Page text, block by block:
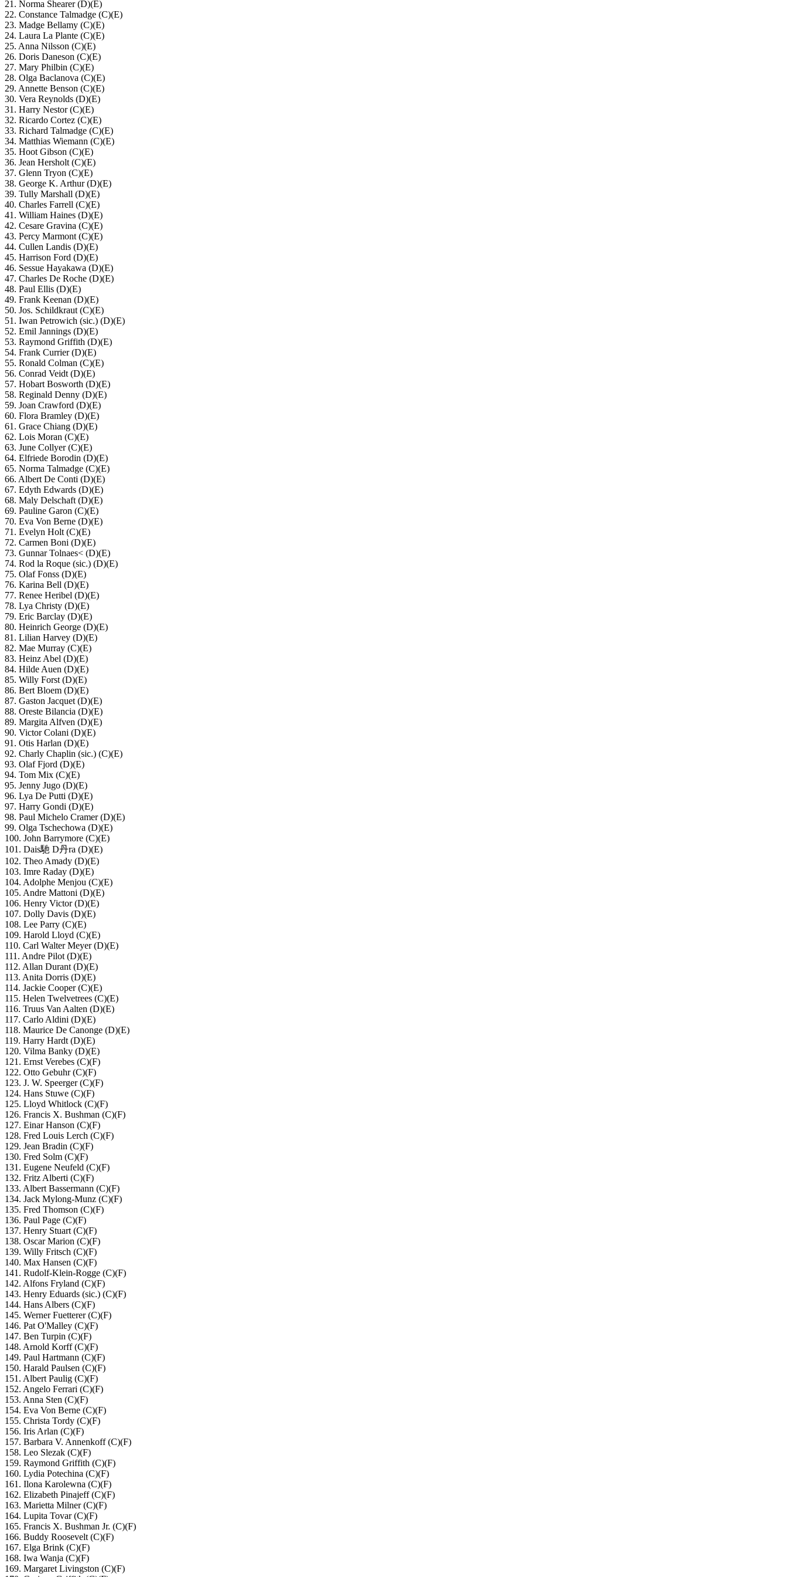
21. Norma Shearer (D)(E)
22. Constance Talmadge (C)(E)
23. Madge Bellamy (C)(E)
24. Laura La Plante (C)(E)
25. Anna Nilsson (C)(E)
26. Doris Daneson (C)(E)
27. Mary Philbin (C)(E)
28. Olga Baclanova (C)(E)
29. Annette Benson (C)(E)
30. Vera Reynolds (D)(E)
31. Harry Nestor (C)(E)
32. Ricardo Cortez (C)(E)
33. Richard Talmadge (C)(E)
34. Matthias Wiemann (C)(E)
35. Hoot Gibson (C)(E)
36. Jean Hersholt (C)(E)
37. Glenn Tryon (C)(E)
38. George K. Arthur (D)(E)
39. Tully Marshall (D)(E)
40. Charles Farrell (C)(E)
41. William Haines (D)(E)
42. Cesare Gravina (C)(E)
43. Percy Marmont (C)(E)
44. Cullen Landis (D)(E)
45. Harrison Ford (D)(E)
46. Sessue Hayakawa (D)(E)
47. Charles De Roche (D)(E)
48. Paul Ellis (D)(E)
49. Frank Keenan (D)(E)
50. Jos. Schildkraut (C)(E)
51. Iwan Petrowich (sic.) (D)(E)
52. Emil Jannings (D)(E)
53. Raymond Griffith (D)(E)
54. Frank Currier (D)(E)
55. Ronald Colman (C)(E)
56. Conrad Veidt (D)(E)
57. Hobart Bosworth (D)(E)
58. Reginald Denny (D)(E)
59. Joan Crawford (D)(E)
60. Flora Bramley (D)(E)
61. Grace Chiang (D)(E)
62. Lois Moran (C)(E)
63. June Collyer (C)(E)
64. Elfriede Borodin (D)(E)
65. Norma Talmadge (C)(E)
66. Albert De Conti (D)(E)
67. Edyth Edwards (D)(E)
68. Maly Delschaft (D)(E)
69. Pauline Garon (C)(E)
70. Eva Von Berne (D)(E)
71. Evelyn Holt (C)(E)
72. Carmen Boni (D)(E)
73. Gunnar Tolnaes< (D)(E)
74. Rod la Roque (sic.) (D)(E)
75. Olaf Fonss (D)(E)
76. Karina Bell (D)(E)
77. Renee Heribel (D)(E)
78. Lya Christy (D)(E)
79. Eric Barclay (D)(E)
80. Heinrich George (D)(E)
81. Lilian Harvey (D)(E)
82. Mae Murray (C)(E)
83. Heinz Abel (D)(E)
84. Hilde Auen (D)(E)
85. Willy Forst (D)(E)
86. Bert Bloem (D)(E)
87. Gaston Jacquet (D)(E)
88. Oreste Bilancia (D)(E)
89. Margita Alfven (D)(E)
90. Victor Colani (D)(E)
91. Otis Harlan (D)(E)
92. Charly Chaplin (sic.) (C)(E)
93. Olaf Fjord (D)(E)
94. Tom Mix (C)(E)
95. Jenny Jugo (D)(E)
96. Lya De Putti (D)(E)
97. Harry Gondi (D)(E)
98. Paul Michelo Cramer (D)(E)
99. Olga Tschechowa (D)(E)
100. John Barrymore (C)(E)
101. Dais馳 D丹ra (D)(E)
102. Theo Amady (D)(E)
103. Imre Raday (D)(E)
104. Adolphe Menjou (C)(E)
105. Andre Mattoni (D)(E)
106. Henry Victor (D)(E)
107. Dolly Davis (D)(E)
108. Lee Parry (C)(E)
109. Harold Lloyd (C)(E)
110. Carl Walter Meyer (D)(E)
111. Andre Pilot (D)(E)
112. Allan Durant (D)(E)
113. Anita Dorris (D)(E)
114. Jackie Cooper (C)(E)
115. Helen Twelvetrees (C)(E)
116. Truus Van Aalten (D)(E)
117. Carlo Aldini (D)(E)
118. Maurice De Canonge (D)(E)
119. Harry Hardt (D)(E)
120. Vilma Banky (D)(E)
121. Ernst Verebes (C)(F)
122. Otto Gebuhr (C)(F)
123. J. W. Speerger (C)(F)
124. Hans Stuwe (C)(F)
125. Lloyd Whitlock (C)(F)
126. Francis X. Bushman (C)(F)
127. Einar Hanson (C)(F)
128. Fred Louis Lerch (C)(F)
129. Jean Bradin (C)(F)
130. Fred Solm (C)(F)
131. Eugene Neufeld (C)(F)
132. Fritz Alberti (C)(F)
133. Albert Bassermann (C)(F)
134. Jack Mylong-Munz (C)(F)
135. Fred Thomson (C)(F)
136. Paul Page (C)(F)
137. Henry Stuart (C)(F)
138. Oscar Marion (C)(F)
139. Willy Fritsch (C)(F)
140. Max Hansen (C)(F)
141. Rudolf-Klein-Rogge (C)(F)
142. Alfons Fryland (C)(F)
143. Henry Eduards (sic.) (C)(F)
144. Hans Albers (C)(F)
145. Werner Fuetterer (C)(F)
146. Pat O'Malley (C)(F)
147. Ben Turpin (C)(F)
148. Arnold Korff (C)(F)
149. Paul Hartmann (C)(F)
150. Harald Paulsen (C)(F)
151. Albert Paulig (C)(F)
152. Angelo Ferrari (C)(F)
153. Anna Sten (C)(F)
154. Eva Von Berne (C)(F)
155. Christa Tordy (C)(F)
156. Iris Arlan (C)(F)
157. Barbara V. Annenkoff (C)(F)
158. Leo Slezak (C)(F)
159. Raymond Griffith (C)(F)
160. Lydia Potechina (C)(F)
161. Ilona Karolewna (C)(F)
162. Elizabeth Pinajeff (C)(F)
163. Marietta Milner (C)(F)
164. Lupita Tovar (C)(F)
165. Francis X. Bushman Jr. (C)(F)
166. Buddy Roosevelt (C)(F)
167. Elga Brink (C)(F)
168. Iwa Wanja (C)(F)
169. Margaret Livingston (C)(F)